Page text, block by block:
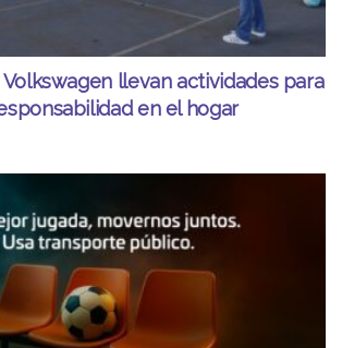
llevan actividades para
en el hogar